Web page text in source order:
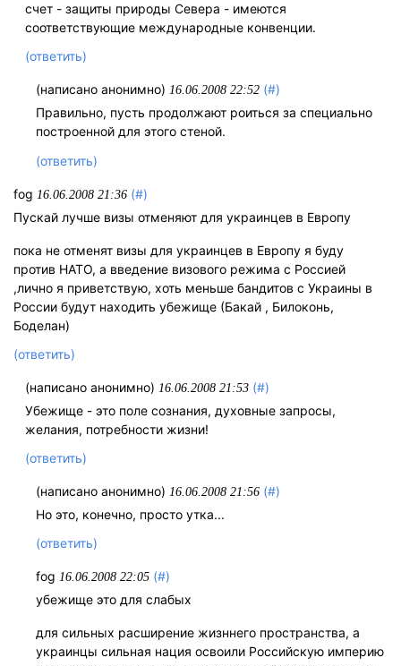
счет - защиты природы Севера - имеются
соответствующие международные конвенции.
(ответить)
(написано анонимно) 16.06.2008 22:52 (#)
Правильно, пусть продолжают роиться за специально
построенной для этого стеной.
(ответить)
fog 16.06.2008 21:36 (#)
Пускай лучше визы отменяют для украинцев в Европу
пока не отменят визы для украинцев в Европу я буду
против НАТО, а введение визового режима с Россией
,лично я приветствую, хоть меньше бандитов с Украины в
России будут находить убежище (Бакай , Билоконь,
Боделан)
(ответить)
(написано анонимно) 16.06.2008 21:53 (#)
Убежище - это поле сознания, духовные запросы,
желания, потребности жизни!
(ответить)
(написано анонимно) 16.06.2008 21:56 (#)
Но это, конечно, просто утка...
(ответить)
fog 16.06.2008 22:05 (#)
убежище это для слабых
для сильных расширение жизннего пространства, а
украинцы сильная нация освоили Российскую империю